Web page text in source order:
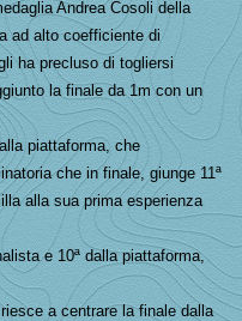
Andrea Cosoli della
ad alto coefficiente di
ha precluso di togliersi
la finale da 1m con un
piattaforma, che
che in finale, giunge 11ª
alla sua prima esperienza
e 10ª dalla piattaforma,
a centrare la finale dalla